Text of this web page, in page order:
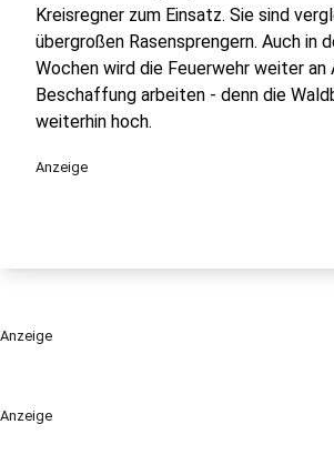
Anzeige
Kreisregner zum Einsatz. Sie sind
übergroßen Rasensprengern. Auch in
Wochen wird die Feuerwehr weiter an
Beschaffung arbeiten - denn die
weiterhin hoch.
Anzeige
Anzeige